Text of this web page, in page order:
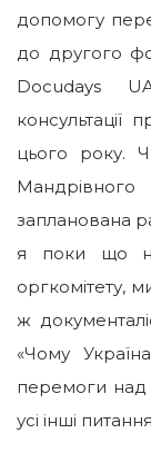
допомогу
до другого
Docudays
консультації
цього року.
запланована
я поки що
оргкомітету,
ж
«Чому
перемоги над
усі інші